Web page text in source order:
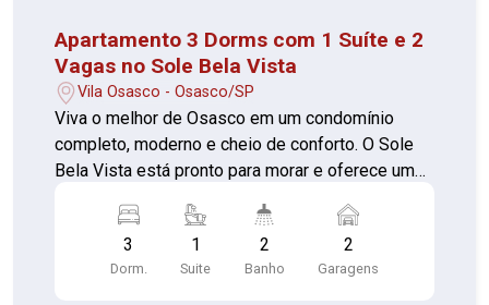
Apartamento 3 Dorms com 1 Suíte e 2
Vagas no Sole Bela Vista
Vila Osasco - Osasco/SP
Viva o melhor de Osasco em um condomínio
completo, moderno e cheio de conforto. O Sole
Bela Vista está pronto para morar e oferece uma
bem-estar e a conveniência da sua família.
Unidade disponível: 3 dormitórios, sendo 1 suíte
2 vagas de garagem Valor: R$ 856.650,00 O
3
Dorm.
1
Suite
2
Banho
2
Garagens